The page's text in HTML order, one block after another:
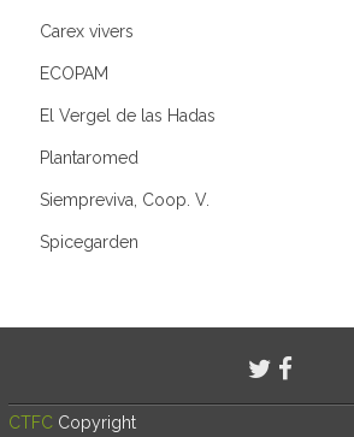
Carex vivers
ECOPAM
El Vergel de las Hadas
Plantaromed
Siempreviva, Coop. V.
Spicegarden
CTFC Copyright